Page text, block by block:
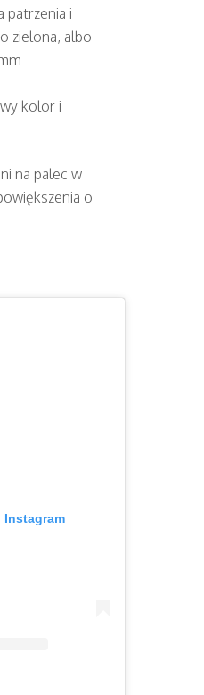
patrzenia i
zielona, albo
kolor i
na palec w
o